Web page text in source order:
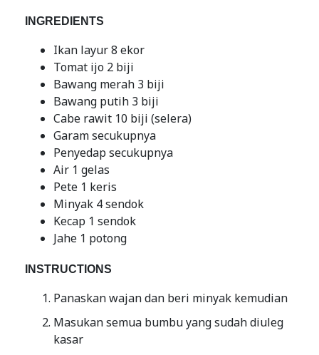
INGREDIENTS
Ikan layur 8 ekor
Tomat ijo 2 biji
Bawang merah 3 biji
Bawang putih 3 biji
Cabe rawit 10 biji (selera)
Garam secukupnya
Penyedap secukupnya
Air 1 gelas
Pete 1 keris
Minyak 4 sendok
Kecap 1 sendok
Jahe 1 potong
INSTRUCTIONS
Panaskan wajan dan beri minyak kemudian
Masukan semua bumbu yang sudah diuleg
kasar